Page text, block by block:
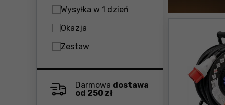
Wysyłka w 1 dzień
Okazja
Zestaw
Darmowa dostawa
od 250 zł